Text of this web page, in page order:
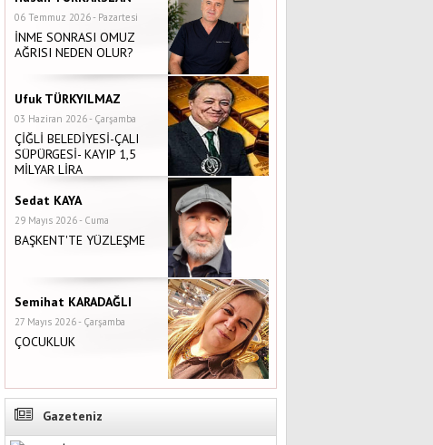
06 Temmuz 2026 - Pazartesi
İNME SONRASI OMUZ
AĞRISI NEDEN OLUR?
Ufuk TÜRKYILMAZ
03 Haziran 2026 - Çarşamba
ÇİĞLİ BELEDİYESİ-ÇALI
SÜPÜRGESİ- KAYIP 1,5
MİLYAR LİRA
Sedat KAYA
29 Mayıs 2026 - Cuma
BAŞKENT'TE YÜZLEŞME
Semihat KARADAĞLI
27 Mayıs 2026 - Çarşamba
ÇOCUKLUK
Gazeteniz